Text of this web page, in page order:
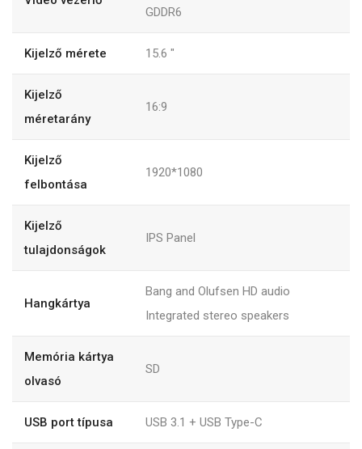
GDDR6
Kijelző mérete 15.6 "
Kijelző
méretarány
16:9
Kijelző
felbontása
1920*1080
Kijelző
tulajdonságok
IPS Panel
Hangkártya
Bang and Olufsen HD audio
Integrated stereo speakers
Memória kártya
olvasó
SD
USB port típusa USB 3.1 + USB Type-C